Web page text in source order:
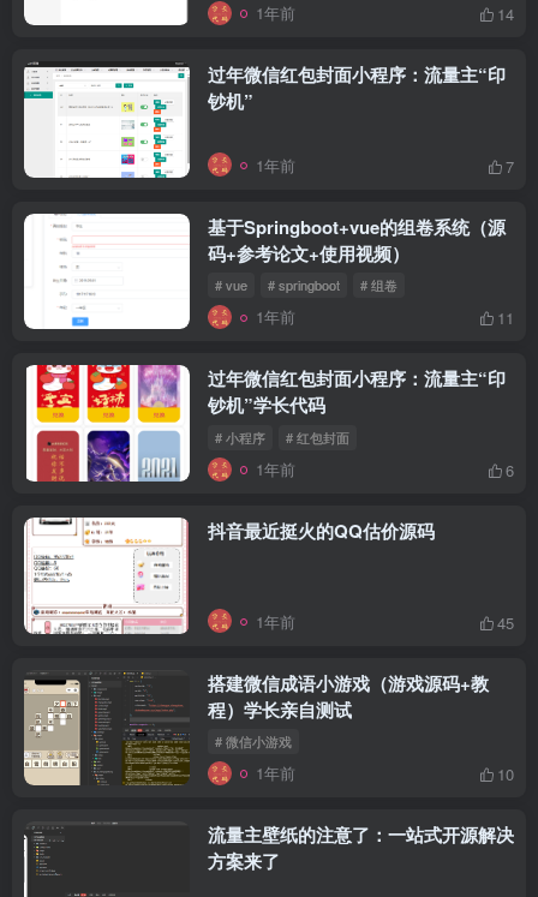
1年前 14
过年微信红包封面小程序：流量主“印
钞机”
1年前 7
基于Springboot+vue的组卷系统（源
码+参考论文+使用视频）
# vue # springboot # 组卷
1年前 11
过年微信红包封面小程序：流量主“印
钞机”学长代码
# 小程序 # 红包封面
1年前 6
抖音最近挺火的QQ估价源码
1年前 45
搭建微信成语小游戏（游戏源码+教
程）学长亲自测试
# 微信小游戏
1年前 10
流量主壁纸的注意了：一站式开源解决
方案来了